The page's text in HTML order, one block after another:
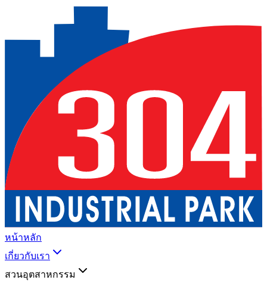
หน้าหลัก
เกี่ยวกับเรา
สวนอุตสาหกรรม